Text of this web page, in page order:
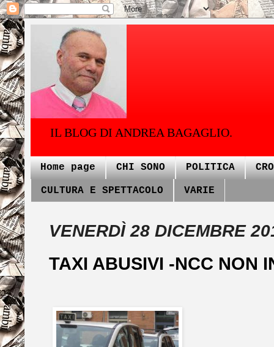
IL BLOG DI ANDREA BAGAGLIO.
Home page CHI SONO POLITICA
CULTURA E SPETTACOLO VARIE
VENERDÌ 28 DICEMBRE
TAXI ABUSIVI -NCC NON